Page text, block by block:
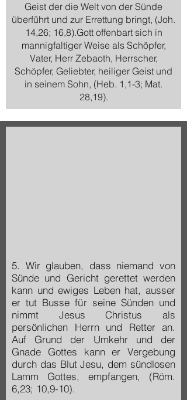
Geist der die Welt von der Sünde
überführt und zur Errettung bringt, (Joh.
14,26; 16,8).Gott offenbart sich in
mannigfaltiger Weise als Schöpfer,
Vater, Herr Zebaoth, Herrscher,
Schöpfer, Geliebter, heiliger Geist und
in seinem Sohn, (Heb. 1,1-3; Mat.
28,19).
5. Wir glauben, dass niemand von
Sünde und Gericht gerettet werden
kann und ewiges Leben hat, ausser
er tut Busse für seine Sünden und
nimmt Jesus Christus als
persönlichen Herrn und Retter an.
Auf Grund der Umkehr und der
Gnade Gottes kann er Vergebung
durch das Blut Jesu, dem sündlosen
Lamm Gottes, empfangen, (Röm.
6,23; 10,9-10).